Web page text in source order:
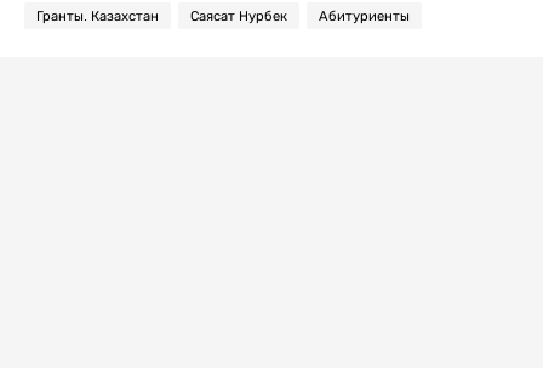
Гранты. Казахстан Саясат Нурбек Абитуриенты